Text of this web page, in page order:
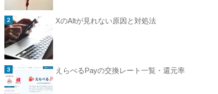
XのAltが見れない原因と対処法
えらべるPayの交換レート一覧・還元率